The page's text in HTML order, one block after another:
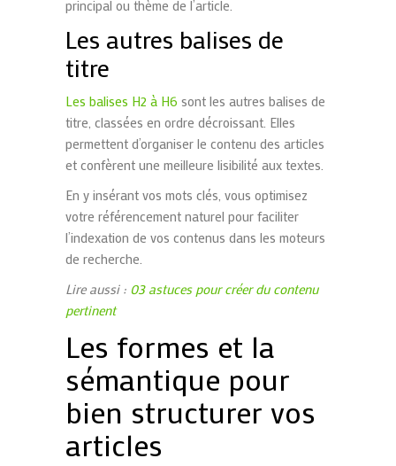
principal ou thème de l’article.
Les autres balises de
titre
Les balises H2 à H6 sont les autres balises de
titre, classées en ordre décroissant. Elles
permettent d’organiser le contenu des articles
et confèrent une meilleure lisibilité aux textes.
En y insérant vos mots clés, vous optimisez
votre référencement naturel pour faciliter
l’indexation de vos contenus dans les moteurs
de recherche.
Lire aussi : 03 astuces pour créer du contenu
pertinent
Les formes et la
sémantique pour
bien structurer vos
articles